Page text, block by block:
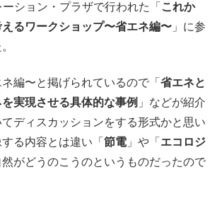
ション・プラザで行われた「 これか
るワークショップ〜省エネ編〜 」に参
編〜と掲げられているので「 省エネと
実現させる具体的な事例 」などが紹介
ディスカッションをする形式かと思い
る内容とは違い「 節電」や「 エコロジ
然がどうのこうのというものだったので